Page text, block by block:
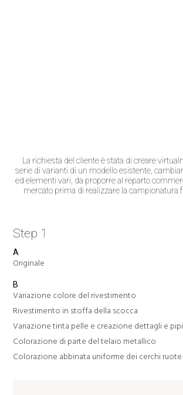
La richiesta del cliente è stata di creare
serie di varianti di un modello esistente,
ed elementi vari, da proporre al reparto
mercato prima di realizzare la campionatura
Step 1
A
Originale
B
Variazione colore del rivestimento
Rivestimento in stoffa della scocca
Variazione tinta pelle e creazione dettagli e
Colorazione di parte del telaio metallico
Colorazione abbinata uniforme dei cerchi ruote